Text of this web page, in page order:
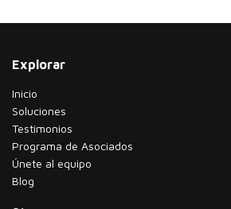
Explorar
Inicio
Soluciones
Testimonios
​Programa de Asociados
Únete al equipo
Blog